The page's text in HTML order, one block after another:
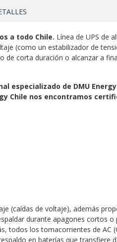
a todo Chile. Línea de UPS de
(como un estabilizador de
corta duración o alcanzar a
especializado de DMU
Chile nos encontramos
(caídas de voltaje), además
durante apagones cortos
todos los tomacorrientes de AC
en baterías que transfiere